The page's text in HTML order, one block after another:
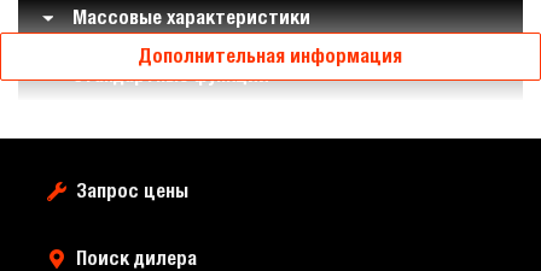
Массовые характеристики
Стандартные функции
Дополнительная информация
Запрос цены
Поиск дилера